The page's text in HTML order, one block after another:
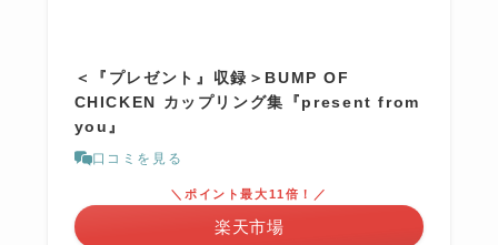
＜『プレゼント』収録＞BUMP OF
CHICKEN カップリング集『present from
you』
口コミを見る
＼ポイント最大11倍！／
楽天市場